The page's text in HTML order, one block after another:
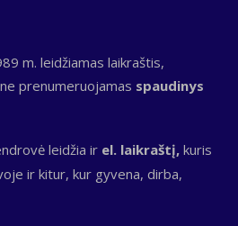
m. leidžiamas laikraštis,
prenumeruojamas spaudinys
leidžia ir el. laikraštį, kuris
ir kitur, kur gyvena, dirba,